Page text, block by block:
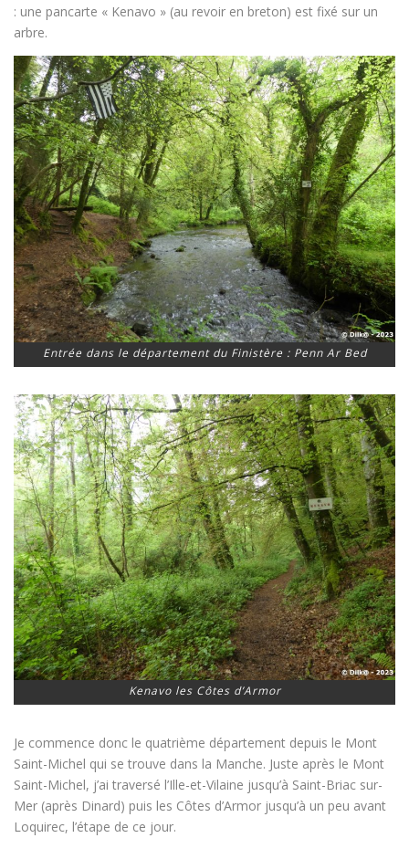
: une pancarte « Kenavo » (au revoir en breton) est fixé sur un
arbre.
Entrée dans le département du Finistère : Penn Ar Bed
Kenavo les Côtes d’Armor
Je commence donc le quatrième département depuis le Mont
Saint-Michel qui se trouve dans la Manche. Juste après le Mont
Saint-Michel, j’ai traversé l’Ille-et-Vilaine jusqu’à Saint-Briac sur-
Mer (après Dinard) puis les Côtes d’Armor jusqu’à un peu avant
Loquirec, l’étape de ce jour.